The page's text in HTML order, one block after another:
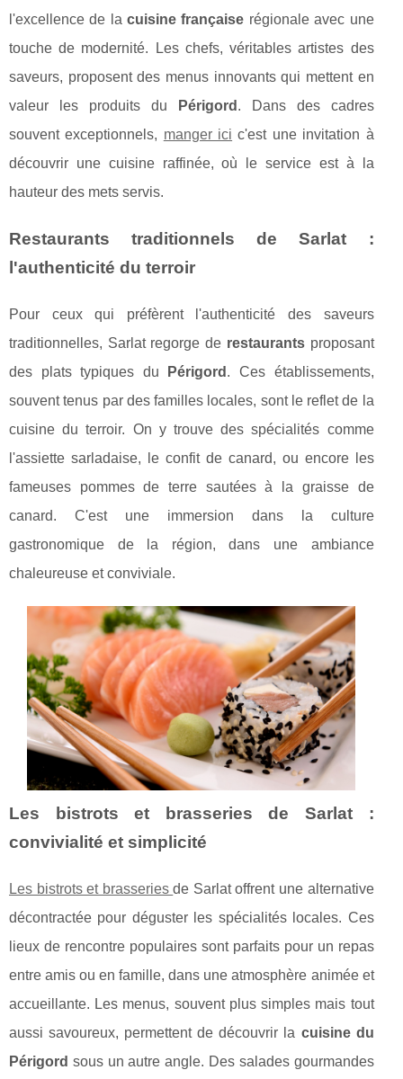
l'excellence de lacuisine française régionale avec une
touche de modernité. Les chefs, véritables artistes des
saveurs, proposent des menus innovants qui mettent en
valeur les produits du
Périgord . Dans des cadres
souvent exceptionnels, manger ici c'est une invitation à
découvrir une cuisine raffinée, où le service est à la
hauteur des mets servis.
Restaurants traditionnels de Sarlat :
l'authenticité du terroir
Pour ceux qui préfèrent l'authenticité des saveurs
traditionnelles, Sarlat regorge de restaurantsproposant
des plats typiques du
Périgord . Ces établissements,
souvent tenus par des familles locales, sont le reflet de la
cuisine du terroir. On y trouve des spécialités comme
l'assiette sarladaise, le confit de canard, ou encore les
fameuses pommes de terre sautées à la graisse de
canard. C'est une immersion dans la culture
gastronomique de la région, dans une ambiance
chaleureuse et conviviale.
Les bistrots et brasseries de Sarlat :
convivialité et simplicité
Les bistrots et brasseriesde Sarlat offrent une alternative
décontractée pour déguster les spécialités locales. Ces
lieux de rencontre populaires sont parfaits pour un repas
entre amis ou en famille, dans une atmosphère animée et
accueillante. Les menus, souvent plus simples mais tout
aussi savoureux, permettent de découvrir la cuisine du
Périgord sous un autre angle. Des salades gourmandes